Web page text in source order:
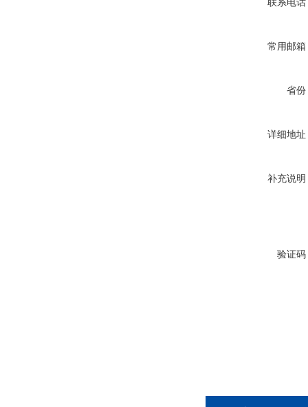
常用邮箱
省份
详细地址
补充说明
验证码